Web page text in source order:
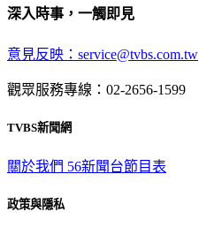
深入時事，一觸即見
意見反映：service@tvbs.com.tw
觀眾服務專線：02-2656-1599
TVBS新聞網
關於我們 56新聞台節目表
政策與隱私